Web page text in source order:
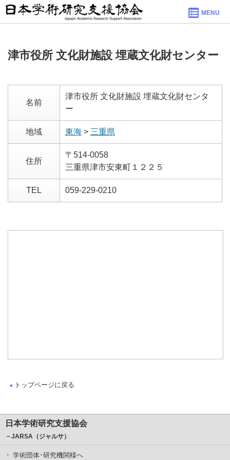
MENU
津市役所 文化財施設 埋蔵文化財センター
名前
津市役所 文化財施設 埋蔵文化財センタ
ー
地域 東海 > 三重県
住所
〒514-0058
三重県津市安東町１２２５
TEL 059-229-0210
トップページに戻る
日本学術研究支援協会
－JARSA（ジャルサ）
学術団体･研究機関様へ